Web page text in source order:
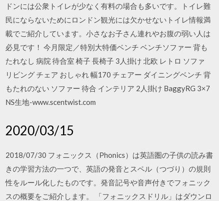
ドンには公衆トイレが少なく有料の場合も多いです。トイレ難
民にならないためにロンドン観光には欠かせないトイレ情報満
載でご紹介しています。小さなお子さん連れやお腹の弱い人は
必見です！ 今月限定／特別大特価ベンチ ベンチソファー 背も
たれなし 病院 待合室 椅子 長椅子 3人掛け 北欧 レトロ ソファ
リビング チェア おしゃれ 幅170 チェアー ダイニングベンチ 背
もたれのない ソファー 待合 インテリア 2人掛け BaggyRG 3×7
NS生地-www.scentwist.com
2020/03/15
2018/07/30 フォニックス（Phonics）は英語圏の子供の読み書
きの学習方法の一つで、英語の発音とスペル（つづり）の規則
性をルール化したものです。発音記号や音声付きでフォニック
スの概要をご紹介します。 「フォニックスドリル」はダウンロ